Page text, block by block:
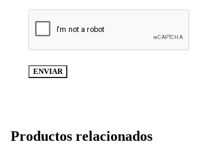
Productos relacionados